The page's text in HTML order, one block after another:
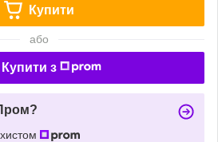
Купити
або
Купити з